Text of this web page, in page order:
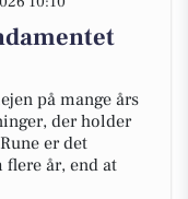
på mange års
der holder
er det
år, end at